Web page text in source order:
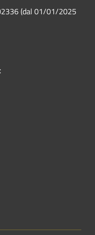
(dal 01/01/2025